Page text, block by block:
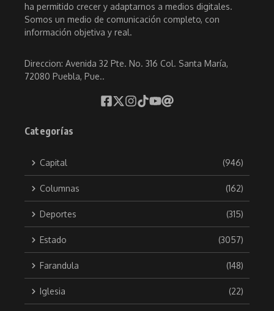
ha permitido crecer y adaptarnos a medios digitales.
Somos un medio de comunicación completo, con
información objetiva y real.
Direccion: Avenida 32 Pte. No. 316 Col. Santa María,
72080 Puebla, Pue..
Categorías
Capital (946)
Columnas (162)
Deportes (315)
Estado (3057)
Farandula (148)
Iglesia (22)